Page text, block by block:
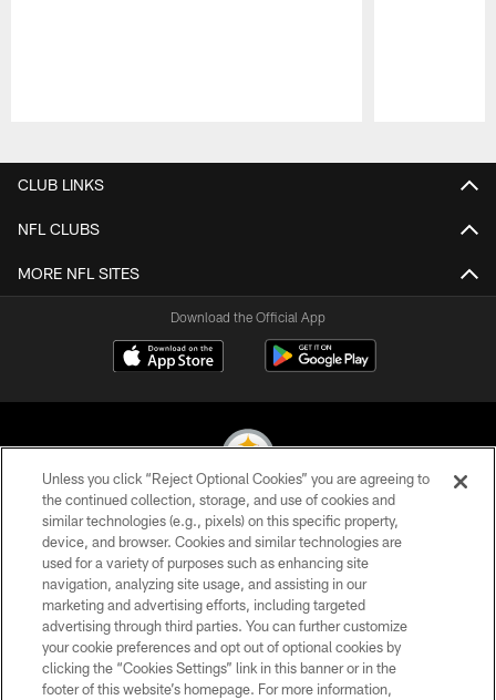
CLUB LINKS
NFL CLUBS
MORE NFL SITES
Download the Official App
© 2026 Pittsburgh Steelers. All Rights Reserved
PRIVACY POLICY
TERMS OF USE
ACCESSIBILITY
CONTACT US
Unless you click “Reject Optional Cookies” you are agreeing to
the continued collection, storage, and use of cookies and
similar technologies (e.g., pixels) on this specific property,
device, and browser. Cookies and similar technologies are
used for a variety of purposes such as enhancing site
navigation, analyzing site usage, and assisting in our
marketing and advertising efforts, including targeted
advertising through third parties. You can further customize
your cookie preferences and opt out of optional cookies by
clicking the “Cookies Settings” link in this banner or in the
footer of this website’s homepage. For more information,